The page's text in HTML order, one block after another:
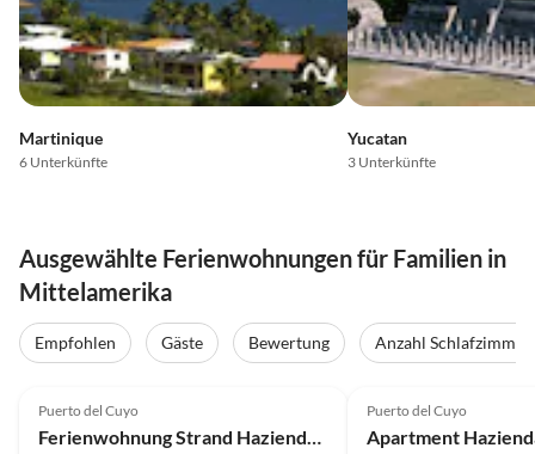
Martinique
6 Unterkünfte
Yucatan
3 Unterkünfte
Ausgewählte Ferienwohnungen für Familien in
Mittelamerika
Empfohlen Gäste Bewertung
Anzahl Schlafzimmer
Puerto del Cuyo
Ferienwohnung Strand Hazienda del Cuyo
Puerto del Cuyo
Apartment